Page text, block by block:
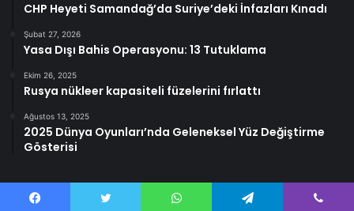
CHP Heyeti Samandağ’da Suriye’deki İnfazları Kınadı
Şubat 27, 2026
Yasa Dışı Bahis Operasyonu: 13 Tutuklama
Ekim 26, 2025
Rusya nükleer kapasiteli füzelerini fırlattı
Ağustos 13, 2025
2025 Dünya Oyunları’nda Geleneksel Yüz Değiştirme
Gösterisi